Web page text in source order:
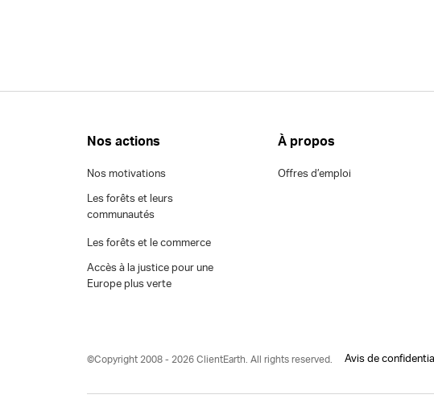
Nos actions
Nos motivations
Les forêts et leurs
communautés
Les forêts et le commerce
Accès à la justice pour une
Europe plus verte
À propos
Offres d’emploi
©Copyright 2008 - 2026 ClientEarth. All rights reserved. Avis de